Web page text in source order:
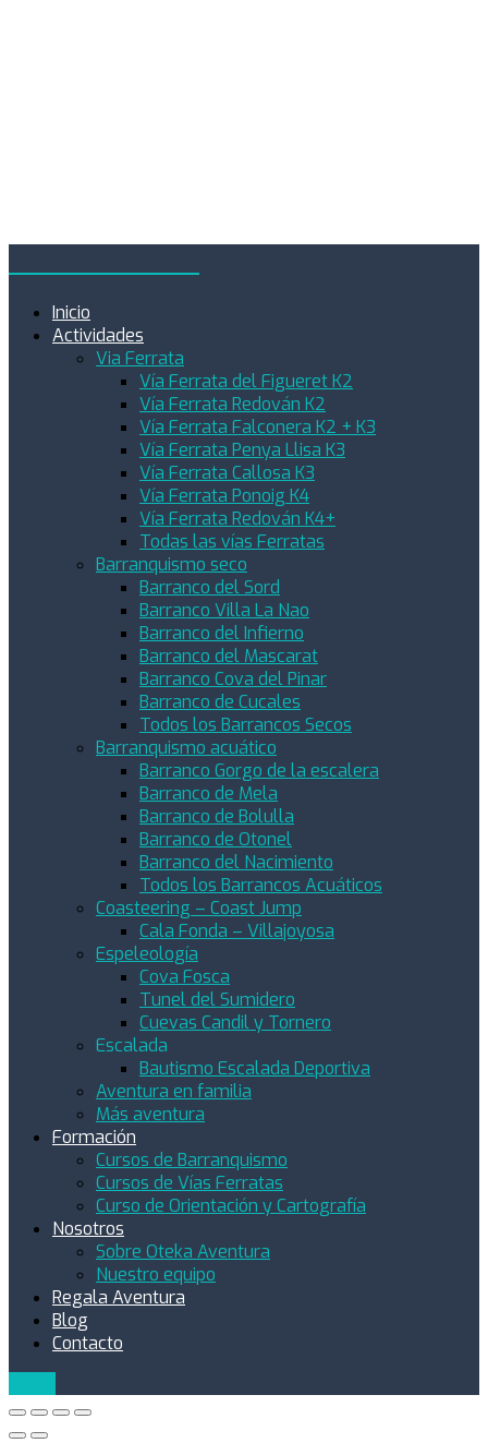
Inicio
Actividades
Via Ferrata
Vía Ferrata del Figueret K2
Vía Ferrata Redován K2
Vía Ferrata Falconera K2 + K3
Vía Ferrata Penya Llisa K3
Vía Ferrata Callosa K3
Vía Ferrata Ponoig K4
Vía Ferrata Redován K4+
Todas las vías Ferratas
Barranquismo seco
Barranco del Sord
Barranco Villa La Nao
Barranco del Infierno
Barranco del Mascarat
Barranco Cova del Pinar
Barranco de Cucales
Todos los Barrancos Secos
Barranquismo acuático
Barranco Gorgo de la escalera
Barranco de Mela
Barranco de Bolulla
Barranco de Otonel
Barranco del Nacimiento
Todos los Barrancos Acuáticos
Coasteering – Coast Jump
Cala Fonda – Villajoyosa
Espeleología
Cova Fosca
Tunel del Sumidero
Cuevas Candil y Tornero
Escalada
Bautismo Escalada Deportiva
Aventura en familia
Más aventura
Formación
Cursos de Barranquismo
Cursos de Vías Ferratas
Curso de Orientación y Cartografía
Nosotros
Sobre Oteka Aventura
Nuestro equipo
Regala Aventura
Blog
Contacto